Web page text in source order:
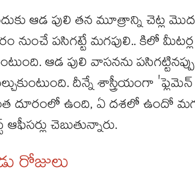
ఆడ పులి తన మూత్రాన్ని చెట్ల
నుంచే పసిగట్టే మగపులి.. కిలో
ఆడ పులి వాసనను
దీన్నే శాస్త్రీయంగా
దూరంలో ఉంది, ఏ దశలో ఉందో మగ
చెబుతున్నారు.
రోజులు